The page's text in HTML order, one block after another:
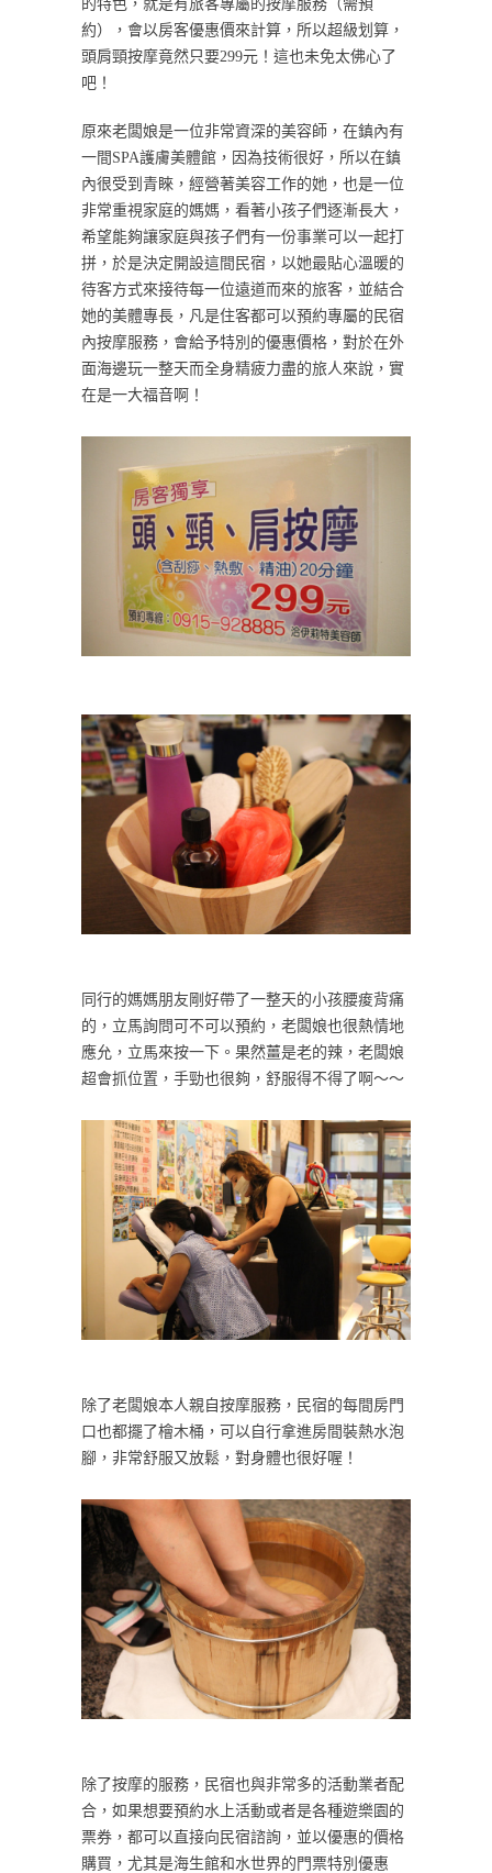
的特色，就是有旅客專屬的按摩服務（需預
約），會以房客優惠價來計算，所以超級划算，
頭肩頸按摩竟然只要299元！這也未免太佛心了
吧！
原來老闆娘是一位非常資深的美容師，在鎮內有
一間SPA護膚美體館，因為技術很好，所以在鎮
內很受到青睞，經營著美容工作的她，也是一位
非常重視家庭的媽媽，看著小孩子們逐漸長大，
希望能夠讓家庭與孩子們有一份事業可以一起打
拼，於是決定開設這間民宿，以她最貼心溫暖的
待客方式來接待每一位遠道而來的旅客，並結合
她的美體專長，凡是住客都可以預約專屬的民宿
內按摩服務，會給予特別的優惠價格，對於在外
面海邊玩一整天而全身精疲力盡的旅人來說，實
在是一大福音啊！
同行的媽媽朋友剛好帶了一整天的小孩腰痠背痛
的，立馬詢問可不可以預約，老闆娘也很熱情地
應允，立馬來按一下。果然薑是老的辣，老闆娘
超會抓位置，手勁也很夠，舒服得不得了啊～～
除了老闆娘本人親自按摩服務，民宿的每間房門
口也都擺了檜木桶，可以自行拿進房間裝熱水泡
腳，非常舒服又放鬆，對身體也很好喔！
除了按摩的服務，民宿也與非常多的活動業者配
合，如果想要預約水上活動或者是各種遊樂園的
票券，都可以直接向民宿諮詢，並以優惠的價格
購買，尤其是海生館和水世界的門票特別優惠